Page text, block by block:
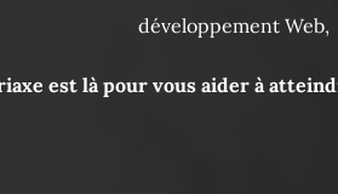
développement Web,
est là pour vous aider à